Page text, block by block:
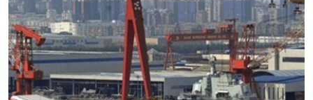
到
導
航
跳
轉
新聞自由
揭謊頻道
美國
中國